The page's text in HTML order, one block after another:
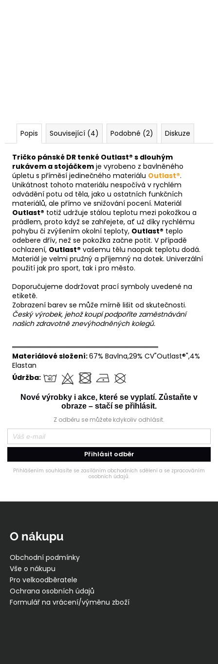
Popis Související (4) Podobné (2) Diskuze
Tričko pánské DR tenké Outlast® s dlouhým
rukávem a stojáčkem je vyrobeno z bavlněného
úpletu s příměsí jedinečného materiálu Outlast®.
Unikátnost tohoto materiálu nespočívá v rychlém
odvádění potu od těla, jako u ostatních funkčních
materiálů, ale přímo ve snižování pocení. Materiál
Outlast® totiž udržuje stálou teplotu mezi pokožkou a
prádlem, proto když se zahřejete, ať už díky rychlému
pohybu či zvýšením okolní teploty, Outlast® teplo
odebere dřív, než se pokožka začne potit. V případě
ochlazení, Outlast® vašemu tělu naopak teplotu dodá.
Materiál je velmi pružný a příjemný na dotek. Univerzální
použití jak pro sport, tak i pro město.
Doporučujeme dodržovat prací symboly uvedené na
etiketě.
Zobrazení barev se může mírně lišit od skutečnosti.
Český výrobek, jehož koupí podpoříte zaměstnávání
našich zdravotně znevýhodněných kolegů.
══════════════════════════════
Materiálové složení:67% Bavlna,29% CV"Outlast®",4%
Elastan
Údržba:
Nové výrobky i akce, které se vyplatí. Zůstaňte v
obraze – stačí se přihlásit.
Z odběru se můžete kdykoliv odhlásit.
Přihlásit odběr
Přihlášením souhlasíte se zasíláním obchodních sdělení a se zpracováním
osobních údajů.
O nákupu
Obchodní podmínky
Vše o nákupu
Pro velkoodběratele
Ochrana osobních údajů
Formulář na vrácení/výměnu zboží